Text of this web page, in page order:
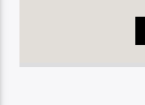
culturel. Les
rubrique " le bon
Fréquence